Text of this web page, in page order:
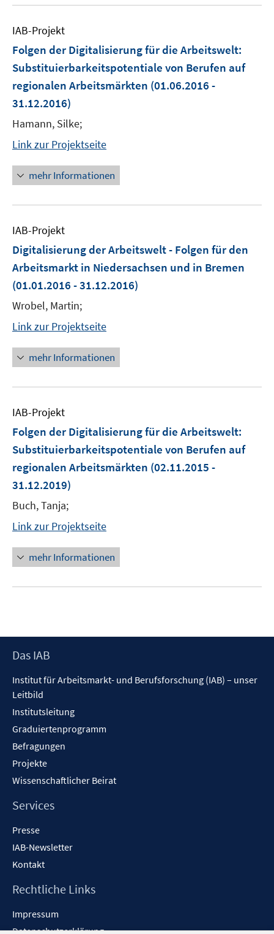
IAB-Projekt
Folgen der Digitalisierung für die Arbeitswelt:
Substituierbarkeitspotentiale von Berufen auf
regionalen Arbeitsmärkten (01.06.2016 -
31.12.2016)
Hamann, Silke;
Link zur Projektseite
mehr Informationen
IAB-Projekt
Digitalisierung der Arbeitswelt - Folgen für den
Arbeitsmarkt in Niedersachsen und in Bremen
(01.01.2016 - 31.12.2016)
Wrobel, Martin;
Link zur Projektseite
mehr Informationen
IAB-Projekt
Folgen der Digitalisierung für die Arbeitswelt:
Substituierbarkeitspotentiale von Berufen auf
regionalen Arbeitsmärkten (02.11.2015 -
31.12.2019)
Buch, Tanja;
Link zur Projektseite
mehr Informationen
Footer
Das IAB
Institut für Arbeitsmarkt- und Berufsforschung (IAB) – unser
Leitbild
Institutsleitung
Graduiertenprogramm
Befragungen
Projekte
Wissenschaftlicher Beirat
Services
Presse
IAB-Newsletter
Kontakt
Rechtliche Links
Impressum
Datenschutzerklärung